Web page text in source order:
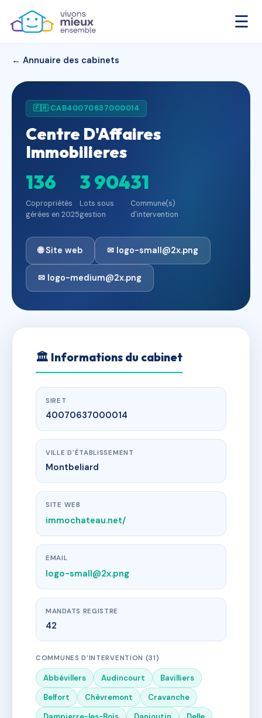
☰
← Annuaire des cabinets
🇫🇷 CAB40070637000014
Centre D'Affaires
Immobilieres
136
Copropriétés
gérées en 2025
3 904
Lots sous
gestion
31
Commune(s)
d'intervention
🌐 Site web ✉ logo-small@2x.png
✉ logo-medium@2x.png
🏛 Informations du cabinet
SIRET
40070637000014
VILLE D'ÉTABLISSEMENT
Montbeliard
SITE WEB
immochateau.net/
EMAIL
logo-small@2x.png
MANDATS REGISTRE
42
COMMUNES D'INTERVENTION (31)
Abbévillers Audincourt
Bavilliers
Belfort
Chèvremont
Cravanche